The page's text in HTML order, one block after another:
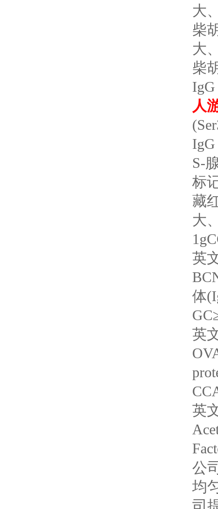
大
柴
大
柴
IgG
人
IgG
S-
标
藏
大
英
体
英
英
公
均